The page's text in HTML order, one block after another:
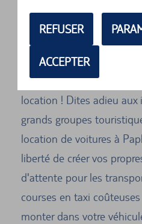
REFUSER
ACCEPTER
Les avantages
à Paphos
Découvrez Paphos sans
des nombreux avantages
location ! Dites adieu aux
grands groupes
location de voitures à
liberté de créer vos
d'attente pour les
courses en taxi
monter dans votre